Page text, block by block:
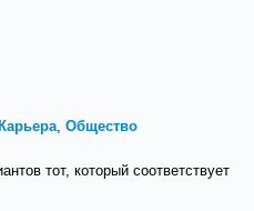
Карьера, Общество
тот, который соответствует